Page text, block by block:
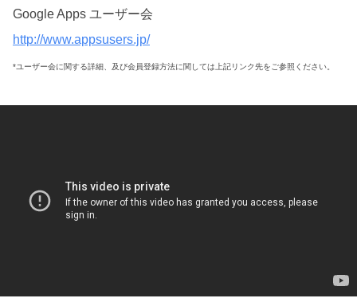
Google Apps ユーザー会
http://www.appsusers.jp/
*ユーザー会に関する詳細、及び会員登録方法に関しては上記リンク先をご参照ください。